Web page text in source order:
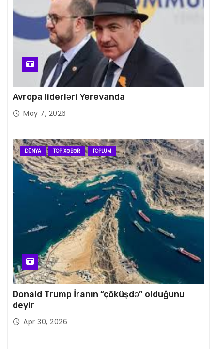
Avropa liderləri Yerevanda
May 7, 2026
DÜNYA TOP XƏBƏR TOPLUM
Donald Trump İranın “çöküşdə” olduğunu
deyir
Apr 30, 2026